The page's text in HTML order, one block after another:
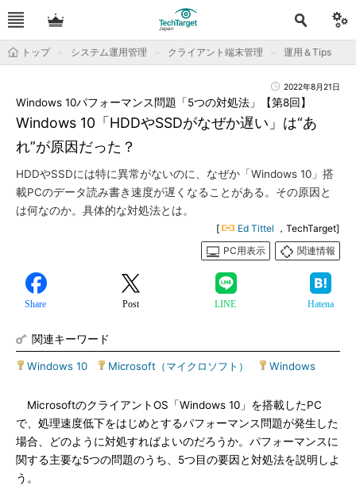
トップ システム運用管理 クライアント端末管理 運用＆Tips
2022年8月21日
Windows 10「HDDやSSDがなぜか遅い」は“あ
れ”が原因だった？
Windows 10パフォーマンス問題「5つの対処法」【第8回】
HDDやSSDには特に異常がないのに、なぜか「Windows 10」搭
載PCのデータ読み書き速度が遅くなることがある。その原因と
は何なのか。具体的な対処法とは。
[ Ed Tittel ，TechTarget]
PC用表示
関連情報
Share Post LINE Hatena
関連キーワード
Windows 10 Microsoft（マイクロソフト） Windows
MicrosoftのクライアントOS「Windows 10」を搭載したPC
で、処理速度低下をはじめとするパフォーマンス問題が発生した
場合、どのように対処すればよいのだろうか。パフォーマンスに
関する主要な5つの問題のうち、5つ目の要因と対処法を説明しよ
う。